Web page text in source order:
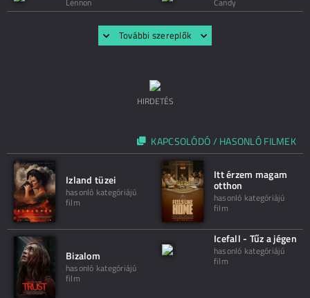
További szereplők
HIRDETÉS
KAPCSOLÓDÓ / HASONLÓ FILMEK
Izland tüzei
hasonló kategóriájú
film
Itt érzem magam
otthon
hasonló kategóriájú
film
Bizalom
hasonló kategóriájú
film
Icefall - Tűz a jégen
hasonló kategóriájú
film